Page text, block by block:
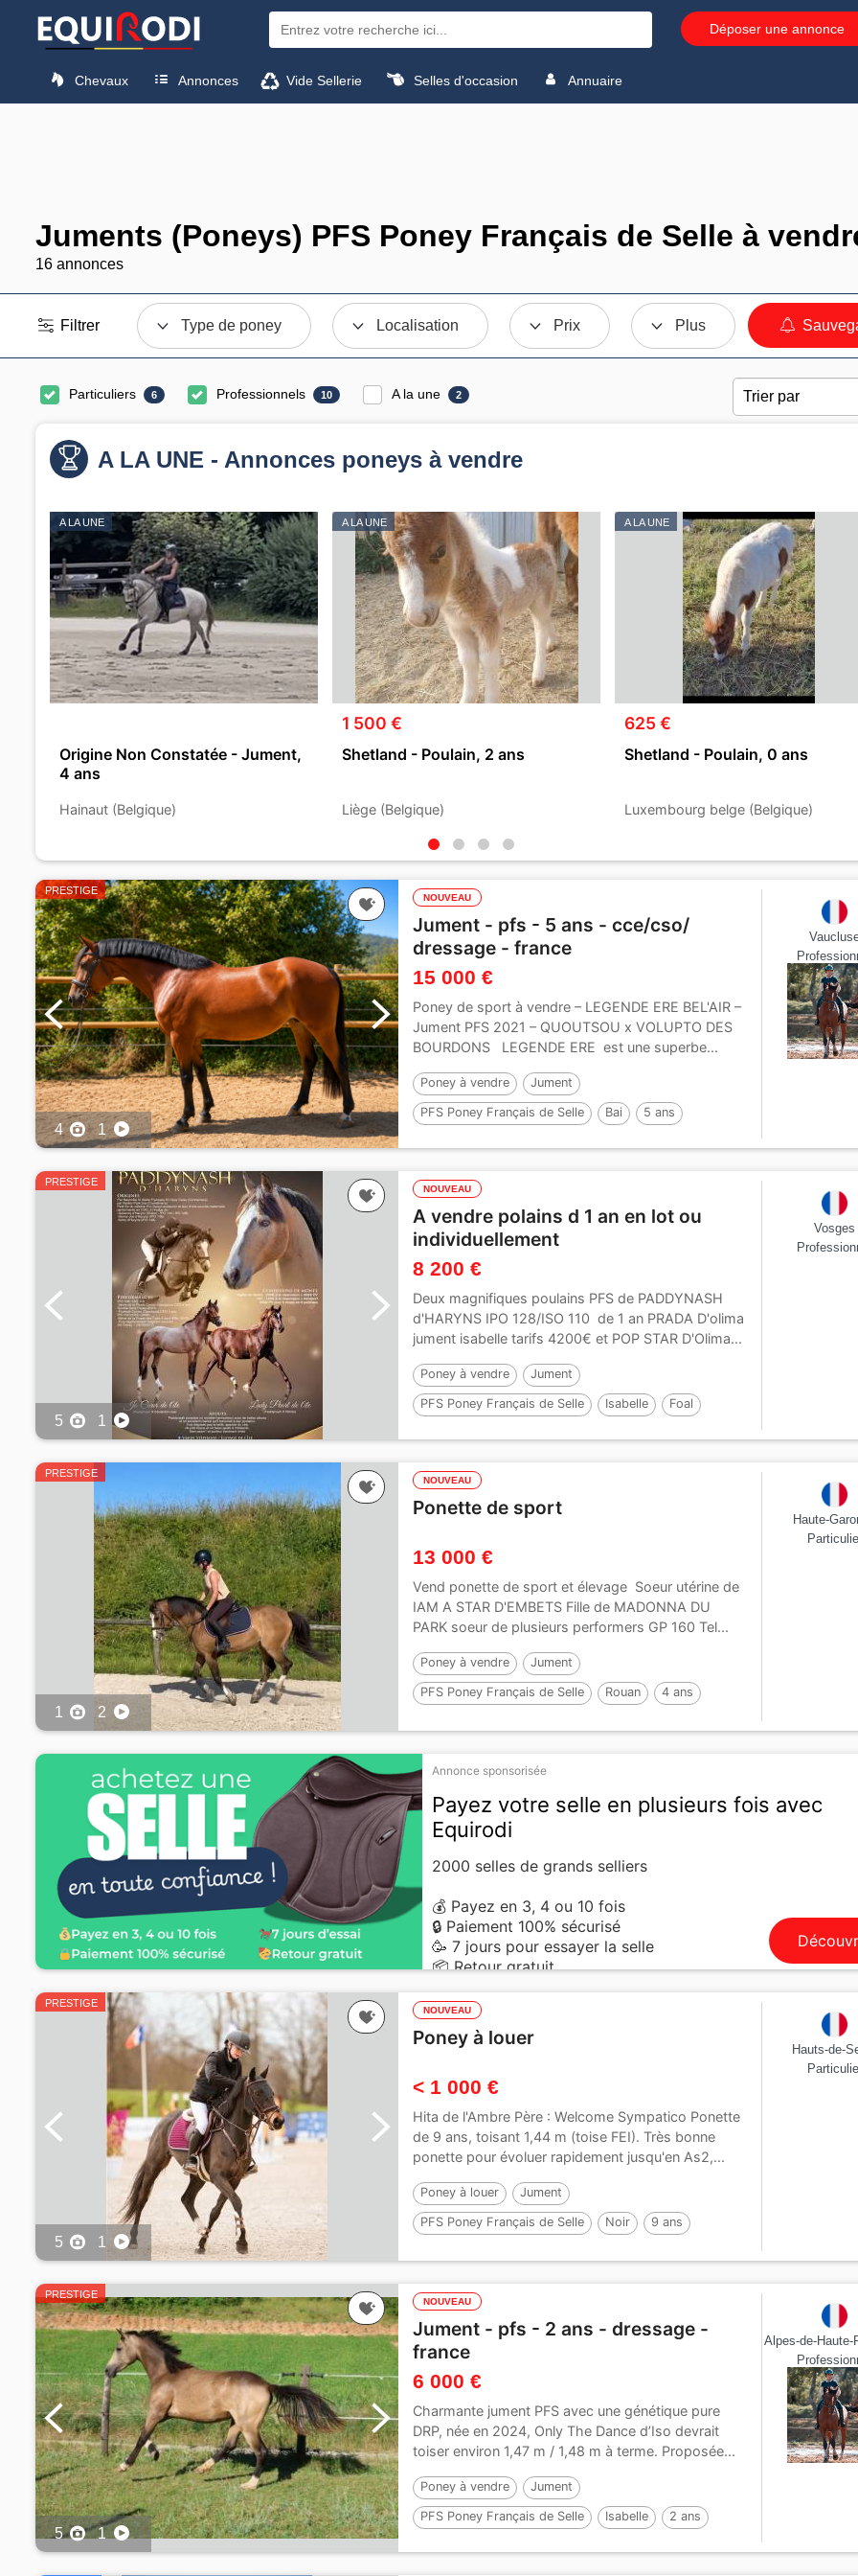
Déposer une annonce
Chevaux Annonces Vide Sellerie Selles d'occasion Annuaire
Juments (Poneys) PFS Poney Français de Selle à
16 annonces
Filtrer Type de poney Localisation Prix Plus
Particuliers 6 Professionnels 10 A la une 2
A LA UNE - Annonces poneys à vendre
A LA UNE
Origine Non Constatée - Jument,
4 ans
Hainaut (Belgique)
A LA UNE
1 500 €
Shetland - Poulain, 2 ans
Liège (Belgique)
A LA UNE
625 €
Shetland - Poulain, 0 ans
Luxembourg belge (Belgique)
PRESTIGE
4 1
NOUVEAU
Jument - pfs - 5 ans - cce/cso/
dressage - france
15 000 €
Poney de sport à vendre – LEGENDE ERE BEL'AIR –
Jument PFS 2021 – QUOUTSOU x VOLUPTO DES
BOURDONS LEGENDE ERE est une superbe...
Poney à vendre Jument
PFS Poney Français de Selle Bai 5 ans
PRESTIGE
5 1
NOUVEAU
A vendre polains d 1 an en lot ou
individuellement
8 200 €
Deux magnifiques poulains PFS de PADDYNASH
d'HARYNS IPO 128/ISO 110 de 1 an PRADA D'olima
jument isabelle tarifs 4200€ et POP STAR D'Olima...
Poney à vendre Jument
PFS Poney Français de Selle Isabelle Foal
Vosges
PRESTIGE
1 2
NOUVEAU
Ponette de sport
13 000 €
Vend ponette de sport et élevage Soeur utérine de
IAM A STAR D'EMBETS Fille de MADONNA DU
PARK soeur de plusieurs performers GP 160 Tel...
Poney à vendre Jument
PFS Poney Français de Selle Rouan 4 ans
Haute-
Annonce sponsorisée
Payez votre selle en plusieurs fois avec
Equirodi
2000 selles de grands selliers
💰 Payez en 3, 4 ou 10 fois
🔒 Paiement 100% sécurisé
🥳 7 jours pour essayer la selle
📦 Retour gratuit
PRESTIGE
5 1
NOUVEAU
Poney à louer
< 1 000 €
Hita de l'Ambre Père : Welcome Sympatico Ponette
de 9 ans, toisant 1,44 m (toise FEI). Très bonne
ponette pour évoluer rapidement jusqu'en As2,...
Poney à louer Jument
PFS Poney Français de Selle Noir 9 ans
Hauts-de-
PRESTIGE
5 1
NOUVEAU
Jument - pfs - 2 ans - dressage -
france
6 000 €
Charmante jument PFS avec une génétique pure
DRP, née en 2024, Only The Dance d’Iso devrait
toiser environ 1,47 m / 1,48 m à terme. Proposée...
Poney à vendre Jument
PFS Poney Français de Selle Isabelle 2 ans
Alpes-de-Haute-